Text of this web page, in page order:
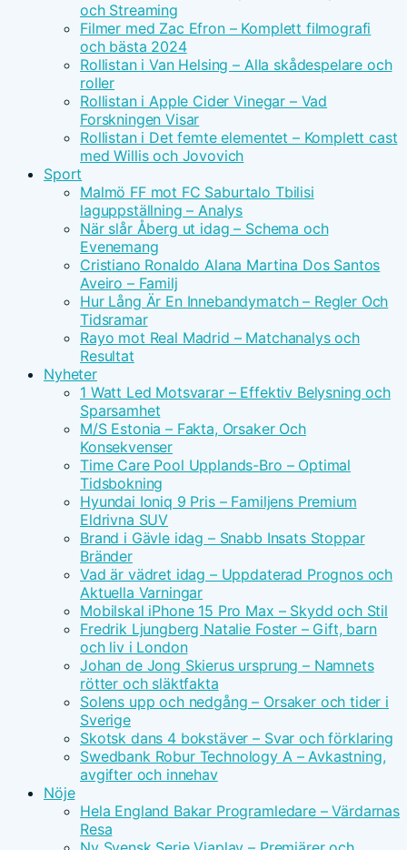
och Streaming
Filmer med Zac Efron – Komplett filmografi
och bästa 2024
Rollistan i Van Helsing – Alla skådespelare och
roller
Rollistan i Apple Cider Vinegar – Vad
Forskningen Visar
Rollistan i Det femte elementet – Komplett cast
med Willis och Jovovich
Sport
Malmö FF mot FC Saburtalo Tbilisi
laguppställning – Analys
När slår Åberg ut idag – Schema och
Evenemang
Cristiano Ronaldo Alana Martina Dos Santos
Aveiro – Familj
Hur Lång Är En Innebandymatch – Regler Och
Tidsramar
Rayo mot Real Madrid – Matchanalys och
Resultat
Nyheter
1 Watt Led Motsvarar – Effektiv Belysning och
Sparsamhet
M/S Estonia – Fakta, Orsaker Och
Konsekvenser
Time Care Pool Upplands-Bro – Optimal
Tidsbokning
Hyundai Ioniq 9 Pris – Familjens Premium
Eldrivna SUV
Brand i Gävle idag – Snabb Insats Stoppar
Bränder
Vad är vädret idag – Uppdaterad Prognos och
Aktuella Varningar
Mobilskal iPhone 15 Pro Max – Skydd och Stil
Fredrik Ljungberg Natalie Foster – Gift, barn
och liv i London
Johan de Jong Skierus ursprung – Namnets
rötter och släktfakta
Solens upp och nedgång – Orsaker och tider i
Sverige
Skotsk dans 4 bokstäver – Svar och förklaring
Swedbank Robur Technology A – Avkastning,
avgifter och innehav
Nöje
Hela England Bakar Programledare – Värdarnas
Resa